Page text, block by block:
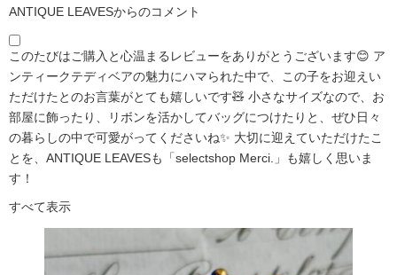
ANTIQUE LEAVESからのコメント
このたびはご購入と心温まるレビューをありがとうございます😊 ア
ンティークテディベアの魅力にハマられた中で、この子をお迎えい
ただけたとのお言葉がとても嬉しいです🧸 小さなサイズなので、お
部屋に飾ったり、リボンを活かしてバッグにつけたりと、ぜひ日々
の暮らしの中で可愛がってくださいね✨ 大切に迎えていただけたこ
とを、ANTIQUE LEAVESも「selectshop Merci.」も嬉しく思いま
す！
すべて表示